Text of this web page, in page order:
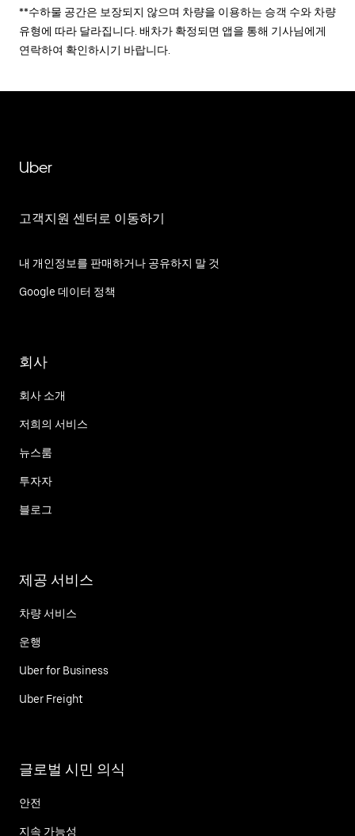
**수하물 공간은 보장되지 않으며 차량을 이용하는 승객 수와 차량
유형에 따라 달라집니다. 배차가 확정되면 앱을 통해 기사님에게
연락하여 확인하시기 바랍니다.
Uber
고객지원 센터로 이동하기
내 개인정보를 판매하거나 공유하지 말 것
Google 데이터 정책
회사
회사 소개
저희의 서비스
뉴스룸
투자자
블로그
제공 서비스
차량 서비스
운행
Uber for Business
Uber Freight
글로벌 시민 의식
안전
지속 가능성